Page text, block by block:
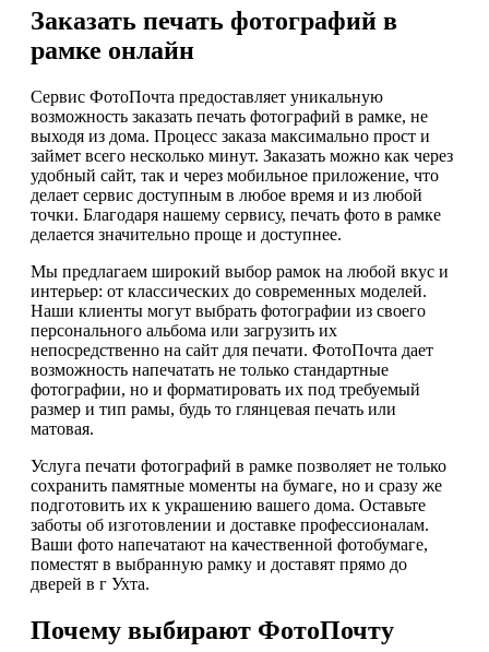
Заказать печать фотографий в
рамке онлайн
Сервис ФотоПочта предоставляет уникальную
возможность заказать печать фотографий в рамке, не
выходя из дома. Процесс заказа максимально прост и
займет всего несколько минут. Заказать можно как через
удобный сайт, так и через мобильное приложение, что
делает сервис доступным в любое время и из любой
точки. Благодаря нашему сервису, печать фото в рамке
делается значительно проще и доступнее.
Мы предлагаем широкий выбор рамок на любой вкус и
интерьер: от классических до современных моделей.
Наши клиенты могут выбрать фотографии из своего
персонального альбома или загрузить их
непосредственно на сайт для печати. ФотоПочта дает
возможность напечатать не только стандартные
фотографии, но и форматировать их под требуемый
размер и тип рамы, будь то глянцевая печать или
матовая.
Услуга печати фотографий в рамке позволяет не только
сохранить памятные моменты на бумаге, но и сразу же
подготовить их к украшению вашего дома. Оставьте
заботы об изготовлении и доставке профессионалам.
Ваши фото напечатают на качественной фотобумаге,
поместят в выбранную рамку и доставят прямо до
дверей в г Ухта.
Почему выбирают ФотоПочту